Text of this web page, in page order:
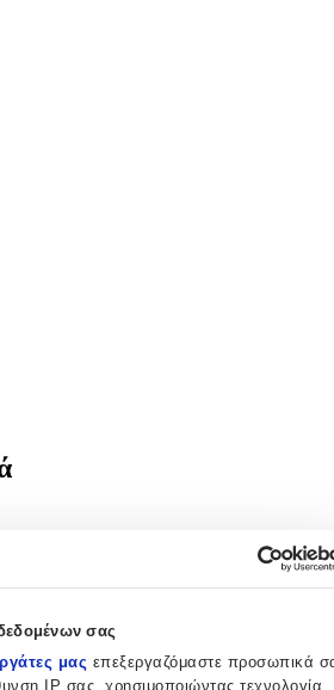
σας
μας επεξεργαζόμαστε προσωπικά
IP σας, χρησιμοποιώντας τεχνολογία